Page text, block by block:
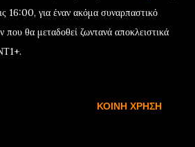
16:00, για έναν ακόμα συναρπαστικό
θα μεταδοθεί ζωντανά αποκλειστικά
ΚΟΙΝΉ ΧΡΉΣΗ